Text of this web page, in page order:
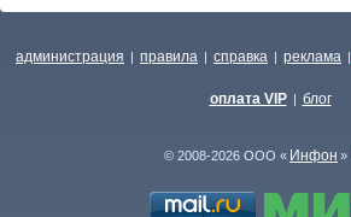
администрация | правила | справка | реклама |
оплата VIP | блог
© 2008-2026 ООО « Инфон »